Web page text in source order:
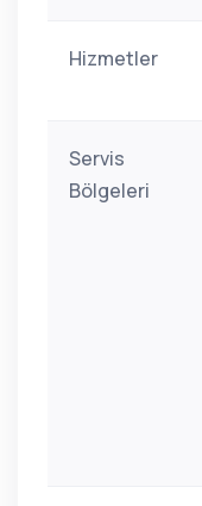
Hizmetler
Servis
Bölgeleri